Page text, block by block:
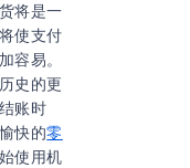
将是一
使支付
容易。
史的更
账时
快的零
使用机